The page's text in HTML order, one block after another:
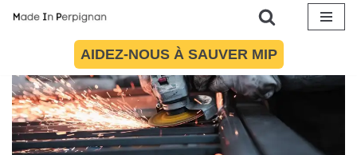
contenu
AIDEZ-NOUS À SAUVER MIP